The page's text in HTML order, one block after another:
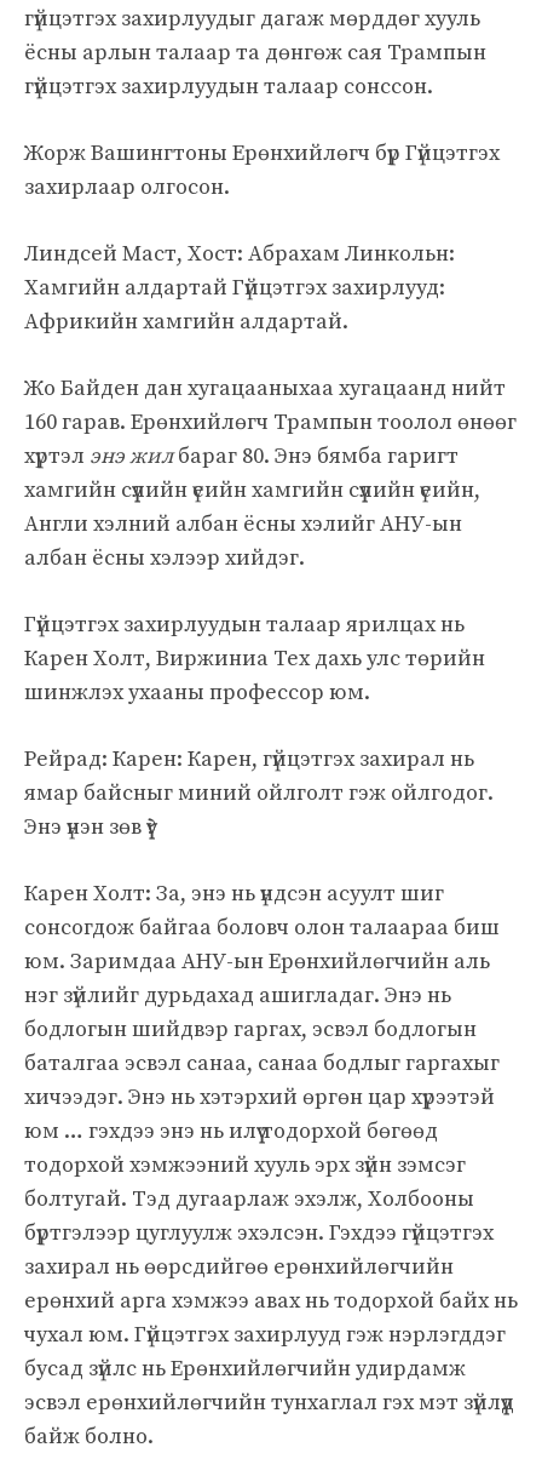
гүйцэтгэх захирлуудыг дагаж мөрддөг хууль
ёсны арлын талаар та дөнгөж сая Трампын
гүйцэтгэх захирлуудын талаар сонссон.
Жорж Вашингтоны Ерөнхийлөгч бүр Гүйцэтгэх
захирлаар олгосон.
Линдсей Маст, Хост: Абрахам Линкольн:
Хамгийн алдартай Гүйцэтгэх захирлууд:
Африкийн хамгийн алдартай.
Жо Байден дан хугацааныхаа хугацаанд нийт
160 гарав. Ерөнхийлөгч Трампын тоолол өнөөг
хүртэл энэ жилбараг 80. Энэ бямба гаригт
хамгийн сүүлийн үеийн хамгийн сүүлийн үеийн,
Англи хэлний албан ёсны хэлийг АНУ-ын
албан ёсны хэлээр хийдэг.
Гүйцэтгэх захирлуудын талаар ярилцах нь
Карен Холт, Виржиниа Тех дахь улс төрийн
шинжлэх ухааны профессор юм.
Рейрад: Карен: Карен, гүйцэтгэх захирал нь
ямар байсныг миний ойлголт гэж ойлгодог.
Энэ үнэн зөв үү?
Карен Холт: За, энэ нь үндсэн асуулт шиг
сонсогдож байгаа боловч олон талаараа биш
юм. Заримдаа АНУ-ын Ерөнхийлөгчийн аль
нэг зүйлийг дурьдахад ашигладаг. Энэ нь
бодлогын шийдвэр гаргах, эсвэл бодлогын
баталгаа эсвэл санаа, санаа бодлыг гаргахыг
хичээдэг. Энэ нь хэтэрхий өргөн цар хүрээтэй
юм … гэхдээ энэ нь илүү тодорхой бөгөөд
тодорхой хэмжээний хууль эрх зүйн зэмсэг
болтугай. Тэд дугаарлаж эхэлж, Холбооны
бүртгэлээр цуглуулж эхэлсэн. Гэхдээ гүйцэтгэх
захирал нь өөрсдийгөө ерөнхийлөгчийн
ерөнхий арга хэмжээ авах нь тодорхой байх нь
чухал юм. Гүйцэтгэх захирлууд гэж нэрлэгддэг
бусад зүйлс нь Ерөнхийлөгчийн удирдамж
эсвэл ерөнхийлөгчийн тунхаглал гэх мэт зүйлүүд
байж болно.